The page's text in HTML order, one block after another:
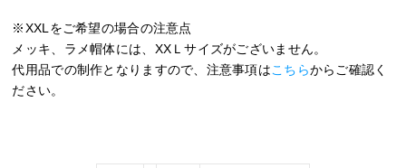
※XXLをご希望の場合の注意点
メッキ、ラメ帽体には、XXＬサイズがございません。
代用品での制作となりますので、注意事項はこちらからご確認く
ださい。